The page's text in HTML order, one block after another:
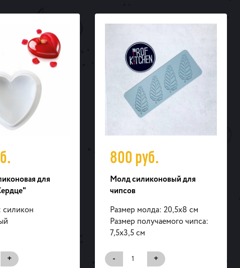
для
силикон
+
800руб.
Молд силиконовый для
чипсов
Размер молда: 20,5х8 см
Размер получаемого чипса:
7,5х3,5 см
- +